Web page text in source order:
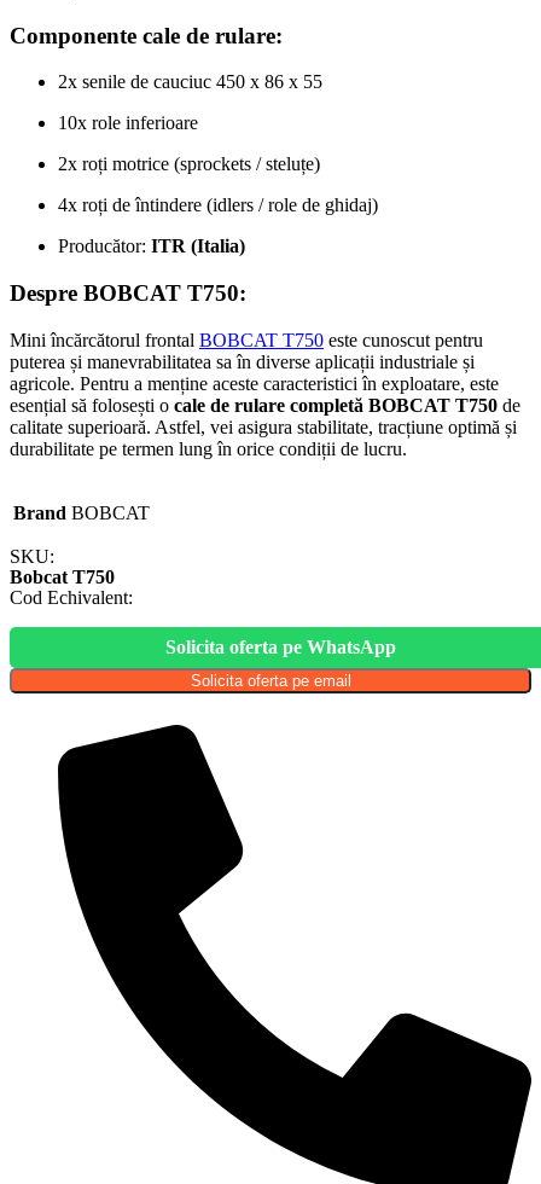
Componente cale de rulare:
2x senile de cauciuc 450 x 86 x 55
10x role inferioare
2x roți motrice (sprockets / steluțe)
4x roți de întindere (idlers / role de ghidaj)
Producător: ITR (Italia)
Despre BOBCAT T750:
Mini încărcătorul frontal BOBCAT T750 este cunoscut pentru
puterea și manevrabilitatea sa în diverse aplicații industriale și
agricole. Pentru a menține aceste caracteristici în exploatare, este
esențial să folosești o cale de rulare completă BOBCAT T750 de
calitate superioară. Astfel, vei asigura stabilitate, tracțiune optimă și
durabilitate pe termen lung în orice condiții de lucru.
Brand BOBCAT
SKU:
Bobcat T750
Cod Echivalent:
Solicita oferta pe WhatsApp
Solicita oferta pe email